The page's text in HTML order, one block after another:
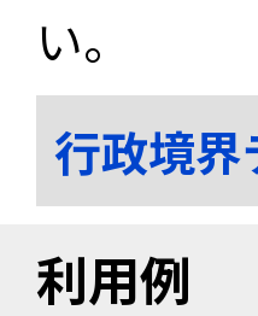
い。
行政境
利用例